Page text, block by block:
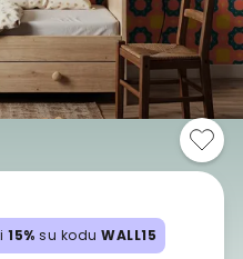
15% su kodu WALL15